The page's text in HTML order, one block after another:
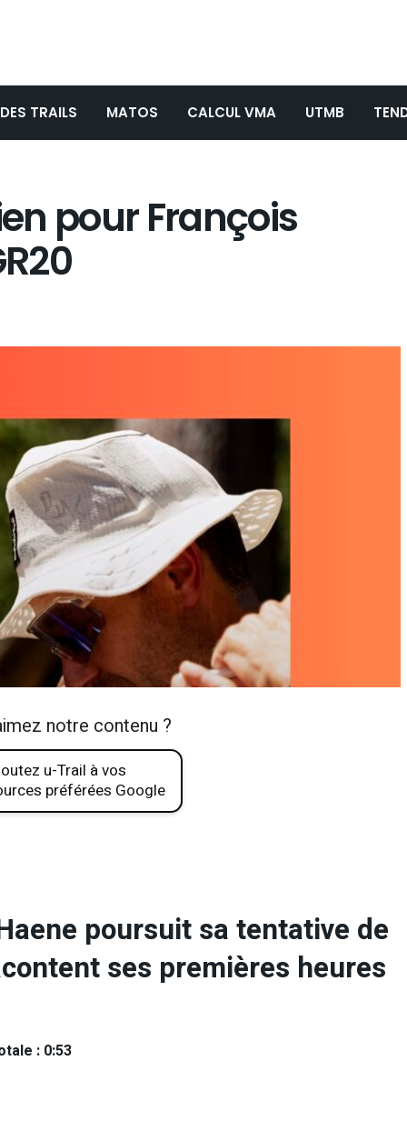
TRAILS MATOS CALCUL VMA UTMB
pour François
notre contenu ?
u-Trail à vos
préférées Google
poursuit sa tentative de
ses premières heures
: 0:53